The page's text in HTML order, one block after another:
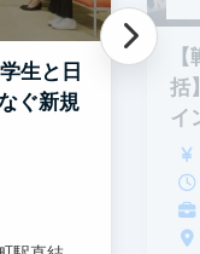
生と日
ぐ新規
括
イ